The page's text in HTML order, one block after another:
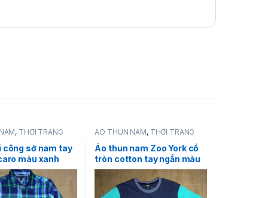
, THỜI TRANG
công sở nam tay
màu xanh
size L
ÁO THUN NAM, THỜI TRANG
Áo thun nam Zoo York cổ
tròn cotton tay ngắn màu
xanh có sọc ngang size L
chính hãng hàng mỹ